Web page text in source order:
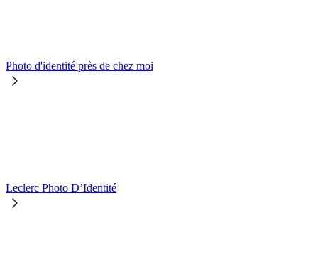
Photo d'identité près de chez moi
Leclerc Photo D’Identité